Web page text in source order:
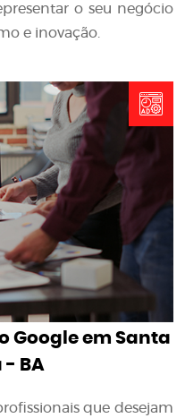
o seu negócio
e inovação.
Google em Santa
- BA
que desejam